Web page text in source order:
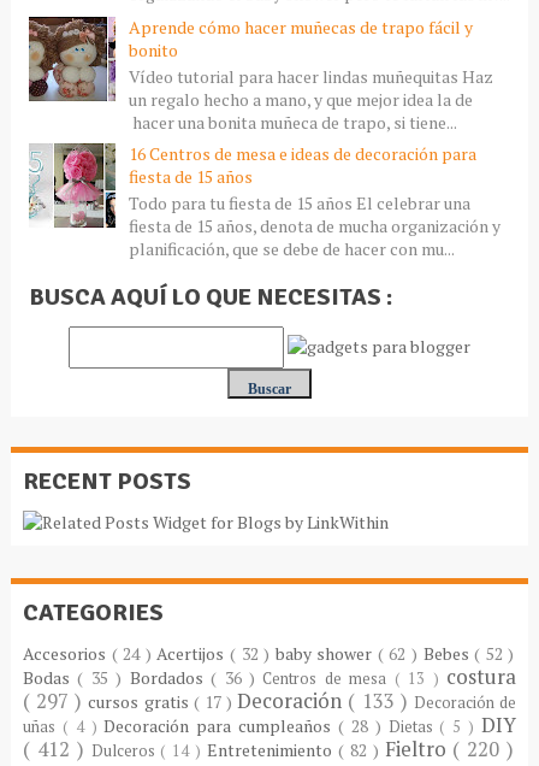
Aprende cómo hacer muñecas de trapo fácil y
bonito
Vídeo tutorial para hacer lindas muñequitas Haz
un regalo hecho a mano, y que mejor idea la de
hacer una bonita muñeca de trapo, si tiene...
16 Centros de mesa e ideas de decoración para
fiesta de 15 años
Todo para tu fiesta de 15 años El celebrar una
fiesta de 15 años, denota de mucha organización y
planificación, que se debe de hacer con mu...
BUSCA AQUÍ LO QUE NECESITAS :
RECENT POSTS
CATEGORIES
Accesorios ( 24 )Acertijos ( 32 ) baby shower ( 62 ) Bebes( 52 )
Bodas( 35 ) Bordados( 36 ) Centros de mesa ( 13 ) costura
( 297 )cursos gratis ( 17 )Decoración ( 133 ) Decoración de
uñas ( 4 )Decoración para cumpleaños( 28 ) Dietas ( 5 )DIY
( 412 ) Dulceros ( 14 )Entretenimiento ( 82 ) Fieltro ( 220 )